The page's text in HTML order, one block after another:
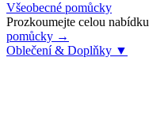
Všeobecné pomůcky
Prozkoumejte celou nabídku
pomůcky →
Oblečení & Doplňky ▼